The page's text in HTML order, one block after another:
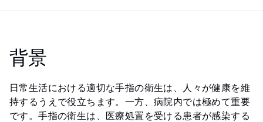
背景
日常生活における適切な手指の衛生は、人々が健康を維
持するうえで役立ちます。一方、病院内では極めて重要
です。手指の衛生は、医療処置を受ける患者が感染する